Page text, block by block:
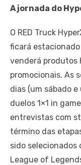
A jornada do
O RED Truck
ficará
venderá produtos
promocionais. As
dias (um sábado
duelos 1×1 in
entrevistas com
término das
sido selecionados
League of